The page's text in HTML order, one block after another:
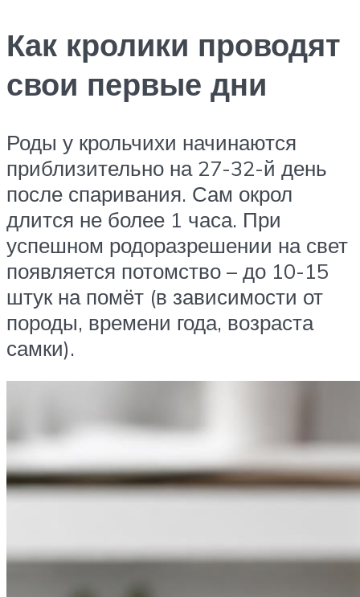
Как кролики проводят
свои первые дни
Роды у крольчихи начинаются
приблизительно на 27-32-й день
после спаривания. Сам окрол
длится не более 1 часа. При
успешном родоразрешении на свет
появляется потомство – до 10-15
штук на помёт (в зависимости от
породы, времени года, возраста
самки).